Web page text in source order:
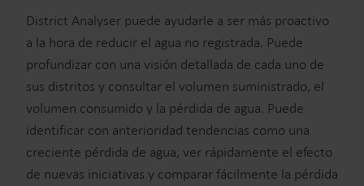
District Analyser puede ayudarle a ser más proactivo
a la hora de reducir el agua no registrada. Puede
profundizar con una visión detallada de cada uno de
sus distritos y consultar el volumen suministrado, el
volumen consumido y la pérdida de agua. Puede
identificar con anterioridad tendencias como una
creciente pérdida de agua, ver rápidamente el efecto
de nuevas iniciativas y comparar fácilmente la pérdida